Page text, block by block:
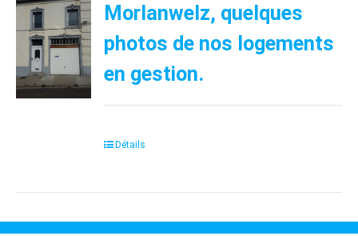
Morlanwelz, quelques
photos de nos logements
en gestion.
Détails